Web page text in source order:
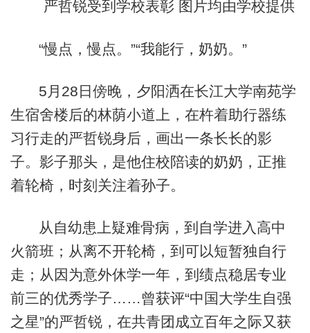
严哲锐受到学校表彰 图片均由学校提供
“慢点，慢点。”“我能行，奶奶。”
5月28日傍晚，夕阳洒在长江大学南苑学
生宿舍楼后的林荫小道上，在杵着助行器练
习行走的严哲锐身后，画出一条长长的影
子。影子那头，是他住校陪读的奶奶，正推
着轮椅，时刻关注着孙子。
从自幼患上疑难骨病，到自学进入高中
火箭班；从离不开轮椅，到可以短暂独自行
走；从因为意外休学一年，到绩点稳居专业
前三的优秀学子……曾获评“中国大学生自强
之星”的严哲锐，在共青团成立百年之际又获